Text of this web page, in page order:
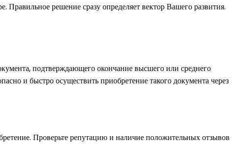
решение сразу определяет вектор Вашего развития.
подтверждающего окончание высшего или среднего
и быстро осуществить приобретение такого документа через
Проверьте репутацию и наличие положительных отзывов